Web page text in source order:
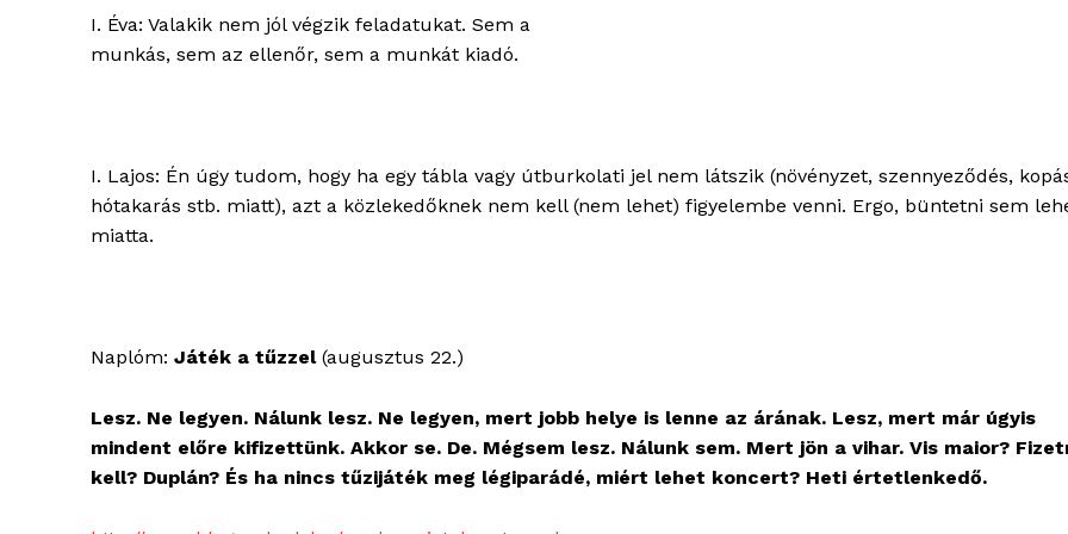
I. Éva: Valakik nem jól végzik feladatukat. Sem a
munkás, sem az ellenőr, sem a munkát kiadó.
I. Lajos: Én úgy tudom, hogy ha egy tábla vagy útburkolati jel nem látszik (növényzet, szennyeződés,
hótakarás stb. miatt), azt a közlekedőknek nem kell (nem lehet) figyelembe venni. Ergo, büntetni sem
miatta.
Naplóm: Játék a tűzzel(augusztus 22.)
Lesz. Ne legyen. Nálunk lesz. Ne legyen, mert jobb helye is lenne az árának. Lesz, mert már úgyis
mindent előre kifizettünk. Akkor se. De. Mégsem lesz. Nálunk sem. Mert jön a vihar. Vis maior?
kell? Duplán? És ha nincs tűzijáték meg légiparádé, miért lehet koncert? Heti értetlenkedő.